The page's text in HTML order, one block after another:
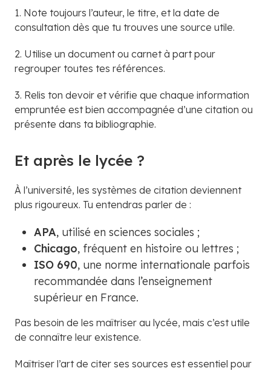
1. Note toujours l’auteur, le titre, et la date de
consultation dès que tu trouves une source utile.
2. Utilise un document ou carnet à part pour
regrouper toutes tes références.
3. Relis ton devoir et vérifie que chaque information
empruntée est bien accompagnée d’une citation ou
présente dans ta bibliographie.
Et après le lycée ?
À l’université, les systèmes de citation deviennent
plus rigoureux. Tu entendras parler de :
APA, utilisé en sciences sociales ;
Chicago, fréquent en histoire ou lettres ;
ISO 690, une norme internationale parfois
recommandée dans l’enseignement
supérieur en France.
Pas besoin de les maîtriser au lycée, mais c’est utile
de connaître leur existence.
Maîtriser l’art de citer ses sources est essentiel pour